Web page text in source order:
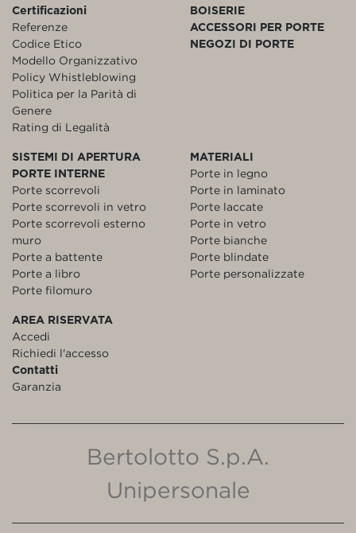
Certificazioni
Referenze
Codice Etico
Modello Organizzativo
Policy Whistleblowing
Politica per la Parità di
Genere
Rating di Legalità
BOISERIE
ACCESSORI PER PORTE
NEGOZI DI PORTE
SISTEMI DI APERTURA
PORTE INTERNE
Porte scorrevoli
Porte scorrevoli in vetro
Porte scorrevoli esterno
muro
Porte a battente
Porte a libro
Porte filomuro
MATERIALI
Porte in legno
Porte in laminato
Porte laccate
Porte in vetro
Porte bianche
Porte blindate
Porte personalizzate
AREA RISERVATA
Accedi
Richiedi l'accesso
Contatti
Garanzia
Bertolotto S.p.A.
Unipersonale